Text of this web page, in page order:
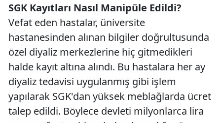
SGK Kayıtları Nasıl Manipüle Edildi?
Vefat eden hastalar, üniversite
hastanesinden alınan bilgiler doğrultusunda
özel diyaliz merkezlerine hiç gitmedikleri
halde kayıt altına alındı. Bu hastalara her ay
diyaliz tedavisi uygulanmış gibi işlem
yapılarak SGK'dan yüksek meblağlarda ücret
talep edildi. Böylece devleti milyonlarca lira